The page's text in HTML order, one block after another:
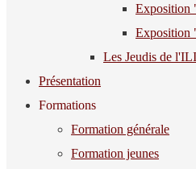
Exposition
Exposition
Les Jeudis de
Présentation
Formations
Formation générale
Formation jeunes